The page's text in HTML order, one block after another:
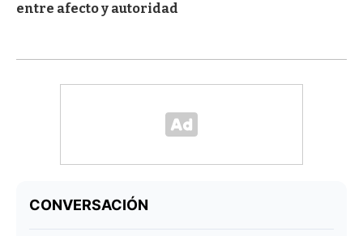
entre afecto y autoridad